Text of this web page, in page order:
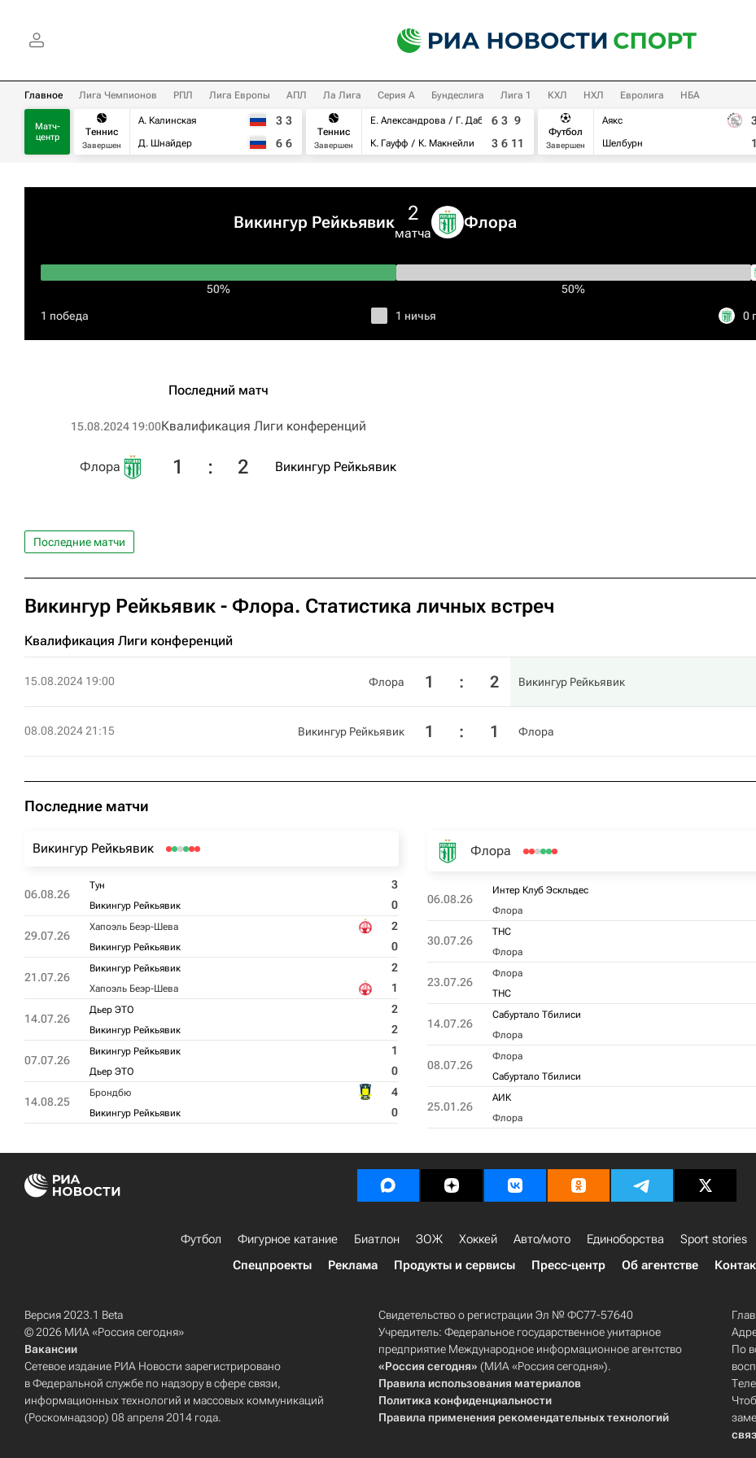
Главное Лига Чемпионов РПЛ Лига Европы АПЛ Ла Лига Серия А Бундеслига Лига 1 КХЛ НХЛ Евролига НБА
Матч-
центр
Теннис
Завершен
А. Калинская
Д. Шнайдер
3 3
6 6
Теннис
Завершен
Е. Александрова
Г. Дабровски
К. Гауфф
К. Макнейли
6 3 9
3 6 11
Футбол
Завершен
Аякс
Шелбурн
1
Викингур Рейкьявик 2
матча
Флора
50% 50%
1 победа 1 ничья 0
Последний матч
15.08.2024 19:00Квалификация Лиги конференций
Флора 1 : 2 Викингур Рейкьявик
Последние матчи
Викингур Рейкьявик - Флора. Статистика личных встреч
Квалификация Лиги конференций
15.08.2024 19:00 Флора 1 : 2 Викингур Рейкьявик
08.08.2024 21:15 Викингур Рейкьявик 1 : 1 Флора
Последние матчи
Викингур Рейкьявик
06.08.26
Тун 3
Викингур Рейкьявик 0
29.07.26
Хапоэль Беэр-Шева 2
Викингур Рейкьявик 0
21.07.26
Викингур Рейкьявик 2
Хапоэль Беэр-Шева 1
14.07.26
Дьер ЭТО 2
Викингур Рейкьявик 2
07.07.26
Викингур Рейкьявик 1
Дьер ЭТО 0
14.08.25
Брондбю 4
Викингур Рейкьявик 0
Флора
06.08.26
Интер Клуб Эскльдес
Флора
30.07.26
ТНС
Флора
23.07.26
Флора
ТНС
14.07.26
Сабуртало Тбилиси
Флора
08.07.26
Флора
Сабуртало Тбилиси
25.01.26
АИК
Флора
Футбол Фигурное катание Биатлон ЗОЖ Хоккей Авто/мото Единоборства Sport stories
Спецпроекты
Реклама Продукты и сервисы Пресс-центр Об агентстве
Версия 2023.1 Beta
© 2026 МИА «Россия сегодня»
Вакансии
Сетевое издание РИА Новости зарегистрировано
в Федеральной службе по надзору в сфере связи,
информационных технологий и массовых коммуникаций
(Роскомнадзор) 08 апреля 2014 года.
Свидетельство о регистрации Эл № ФС77-57640
Учредитель: Федеральное государственное унитарное
предприятие Международное информационное агентство
«Россия сегодня» (МИА «Россия сегодня»).
Правила использования материалов
Политика конфиденциальности
Правила применения рекомендательных технологий
По